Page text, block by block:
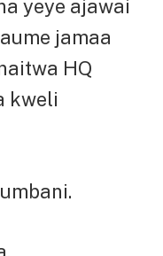
yeye ajawai
jamaa
HQ
kweli